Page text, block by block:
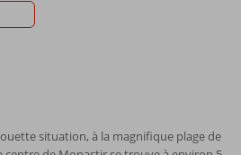
situation, à la magnifique plage de